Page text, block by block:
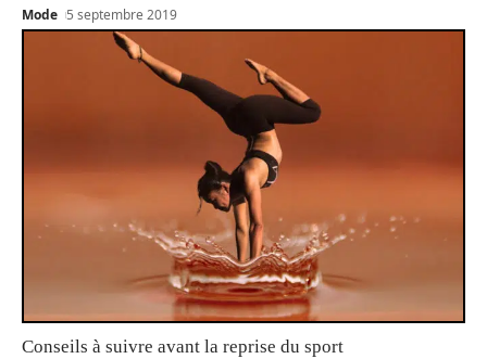
Mode 5 septembre 2019
Conseils à suivre avant la reprise du sport